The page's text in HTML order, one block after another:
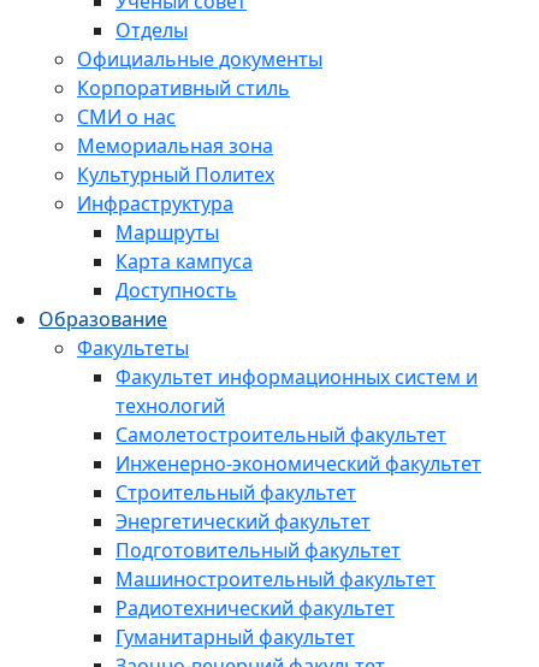
Отделы
Официальные документы
Корпоративный стиль
СМИ о нас
Мемориальная зона
Культурный Политех
Инфраструктура
Маршруты
Карта кампуса
Доступность
Образование
Факультеты
Факультет информационных систем и
технологий
Самолетостроительный факультет
Инженерно-экономический факультет
Строительный факультет
Энергетический факультет
Подготовительный факультет
Машиностроительный факультет
Радиотехнический факультет
Гуманитарный факультет